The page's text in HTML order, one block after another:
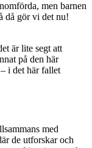
men barnen
då gör vi det nu!
är lite segt att
på den här
i det här fallet
med
de utforskar och